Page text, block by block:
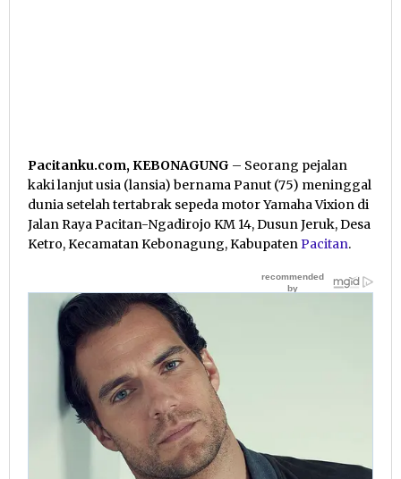
Pacitanku.com, KEBONAGUNG – Seorang pejalan
kaki lanjut usia (lansia) bernama Panut (75) meninggal
dunia setelah tertabrak sepeda motor Yamaha Vixion di
Jalan Raya Pacitan-Ngadirojo KM 14, Dusun Jeruk, Desa
Ketro, Kecamatan Kebonagung, KabupatenPacitan.